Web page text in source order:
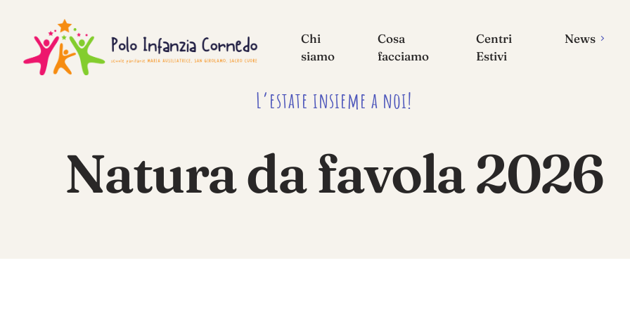
Chi
siamo
Cosa
facciamo
Centri
Estivi
News
L’estate insieme a noi!
Natura da favola 2026